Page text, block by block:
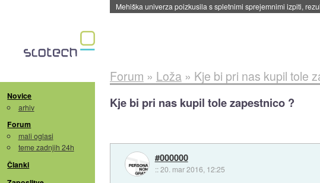
Novice
arhiv
Forum
mali oglasi
teme zadnjih 24h
Članki
Forum » Loža» Kje bi pri nas kupil tole
Kje bi pri nas kupil tole zapestnico ?
#000000
::20. mar 2016, 12:25